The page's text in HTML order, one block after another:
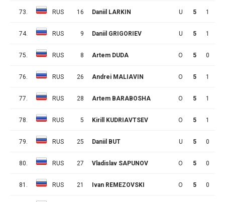
73. RUS 16 Daniil LARKIN U 5 1
74. RUS 9 Daniil GRIGORIEV U 5 1
75. RUS 8 Artem DUDA O 5 0
76. RUS 26 Andrei MALIAVIN O 5 1
77. RUS 28 Artem BARABOSHA O 5 1
78. RUS 5 Kirill KUDRIAVTSEV O 5 1
79. RUS 25 Daniil BUT U 5 0
80. RUS 27 Vladislav SAPUNOV O 5 0
81. RUS 21 Ivan REMEZOVSKI O 5 0